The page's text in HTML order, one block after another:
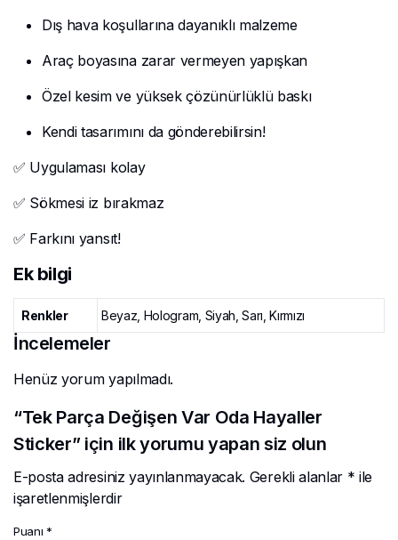
Dış hava koşullarına dayanıklı malzeme
Araç boyasına zarar vermeyen yapışkan
Özel kesim ve yüksek çözünürlüklü baskı
Kendi tasarımını da gönderebilirsin!
✅ Uygulaması kolay
✅ Sökmesi iz bırakmaz
✅ Farkını yansıt!
Ek bilgi
Renkler Beyaz, Hologram, Siyah, Sarı, Kırmızı
İncelemeler
Henüz yorum yapılmadı.
“Tek Parça Değişen Var Oda Hayaller
Sticker” için ilk yorumu yapan siz olun
E-posta adresiniz yayınlanmayacak. Gerekli alanlar * ile
işaretlenmişlerdir
Puanı *